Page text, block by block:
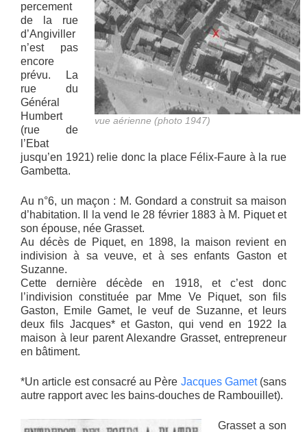
vue aérienne (photo 1947)
percement
de la rue
d’Angiviller
n’est pas
encore
prévu. La
rue du
Général
Humbert
(rue de
l’Ebat
jusqu’en 1921) relie donc la place Félix-Faure à la rue
Gambetta.
Au n°6, un maçon : M. Gondard a construit sa maison
d’habitation. Il la vend le 28 février 1883 à M. Piquet et
son épouse, née Grasset.
Au décès de Piquet, en 1898, la maison revient en
indivision à sa veuve, et à ses enfants Gaston et
Suzanne.
Cette dernière décède en 1918, et c’est donc
l’indivision constituée par Mme Ve Piquet, son fils
Gaston, Emile Gamet, le veuf de Suzanne, et leurs
deux fils Jacques* et Gaston, qui vend en 1922 la
maison à leur parent Alexandre Grasset, entrepreneur
en bâtiment.
*Un article est consacré au Père Jacques Gamet(sans
autre rapport avec les bains-douches de Rambouillet).
Grasset a son